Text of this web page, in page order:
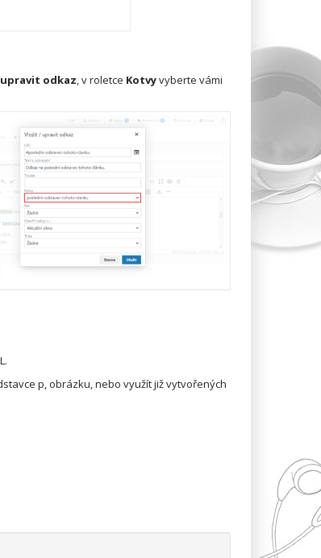
odkaz, v roletce Kotvyvyberte vámi
p, obrázku, nebo využít již vytvořených